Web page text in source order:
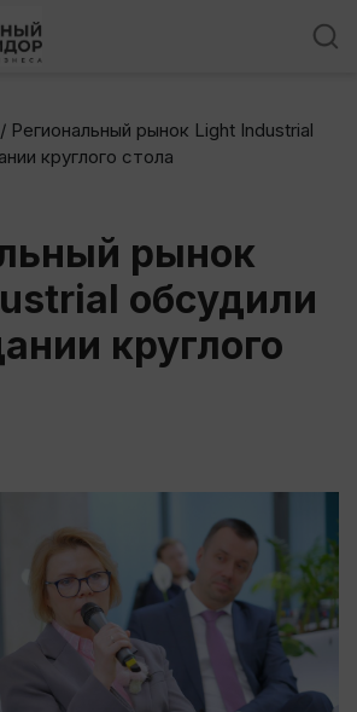
/ Региональный рынок Light Industrial
круглого стола
рынок
обсудили
круглого